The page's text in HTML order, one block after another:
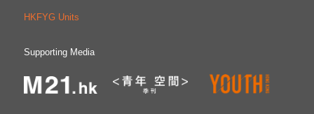
HKFYG Units
Supporting Media